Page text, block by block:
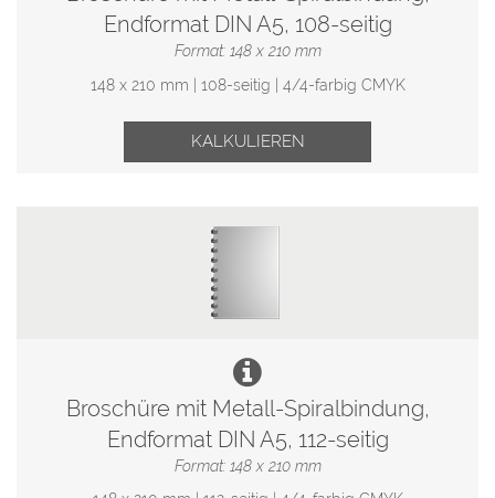
Endformat DIN A5, 108-seitig
Format: 148 x 210 mm
148 x 210 mm | 108-seitig | 4/4-farbig CMYK
KALKULIEREN
Broschüre mit Metall-Spiralbindung,
Endformat DIN A5, 112-seitig
Format: 148 x 210 mm